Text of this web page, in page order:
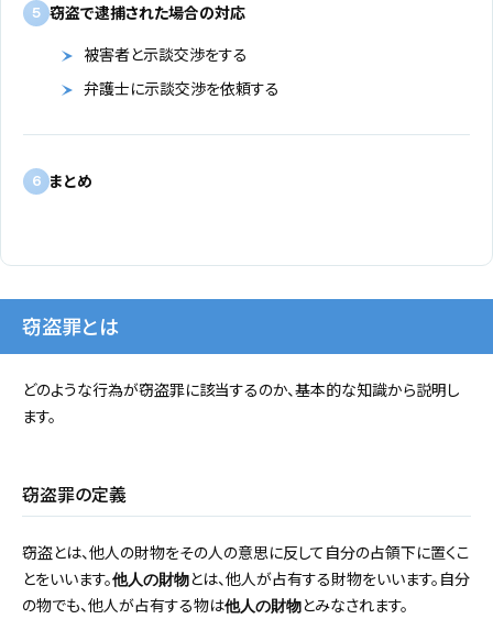
5 窃盗で逮捕された場合の対応
被害者と示談交渉をする
弁護士に示談交渉を依頼する
6 まとめ
窃盗罪とは
どのような行為が窃盗罪に該当するのか、基本的な知識から説明し
ます。
窃盗罪の定義
窃盗とは、他人の財物をその人の意思に反して自分の占領下に置くこ
とをいいます。他人の財物とは、他人が占有する財物をいいます。自分
の物でも、他人が占有する物は他人の財物とみなされます。